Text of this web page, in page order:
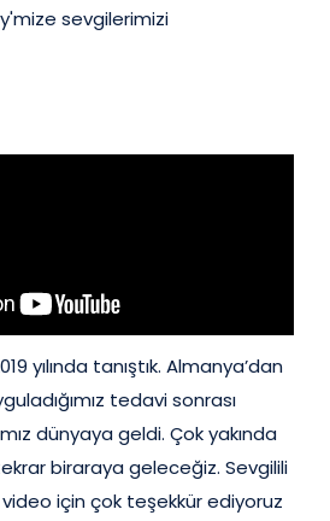
sevgilerimizi
yılında tanıştık. Almanya’dan
tedavi sonrası
dünyaya geldi. Çok yakında
biraraya geleceğiz. Sevgilili
için çok teşekkür ediyoruz